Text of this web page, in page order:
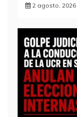
2 agosto, 2026